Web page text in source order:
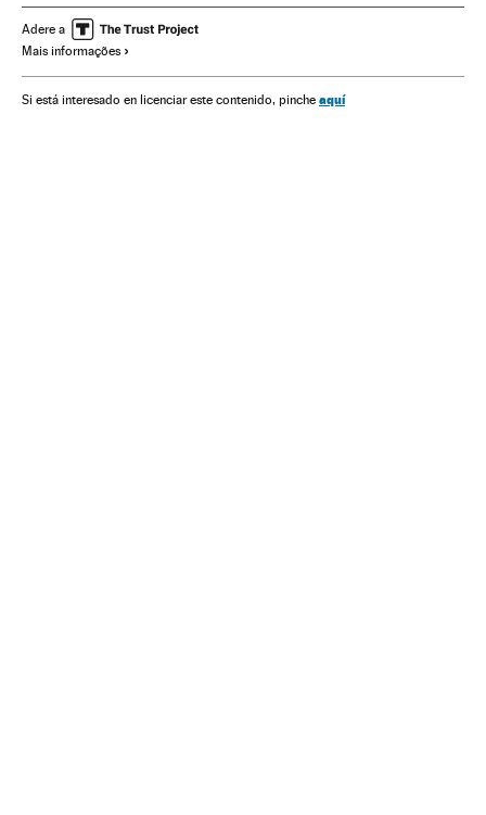
Pagamentos on-line Energias renováveis
Comércio eletrônico
Comércio Internet Europa Telecomunicações
Adere a
Mais informações
Si está interesado en licenciar este contenido, pinche aquí